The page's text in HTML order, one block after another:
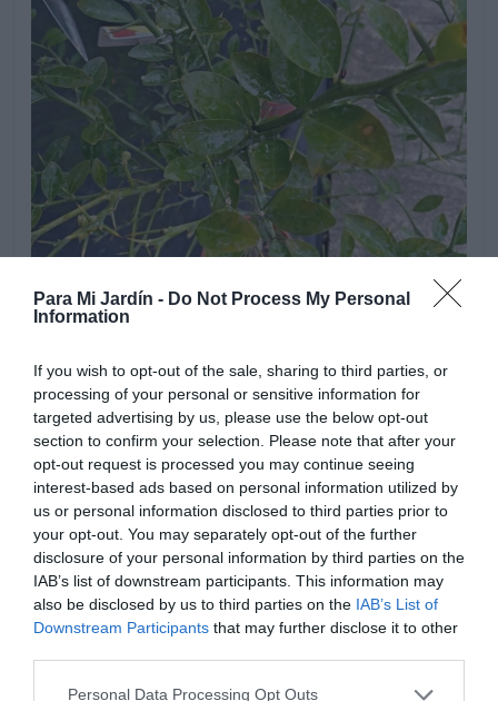
Para Mi Jardín - Do Not Process My Personal
Information
If you wish to opt-out of the sale, sharing to third parties, or
processing of your personal or sensitive information for
targeted advertising by us, please use the below opt-out
section to confirm your selection. Please note that after your
opt-out request is processed you may continue seeing
interest-based ads based on personal information utilized by
us or personal information disclosed to third parties prior to
your opt-out. You may separately opt-out of the further
disclosure of your personal information by third parties on the
IAB’s list of downstream participants. This information may
also be disclosed by us to third parties on the IAB’s List of
Downstream Participants that may further disclose it to other
Personal Data Processing Opt Outs